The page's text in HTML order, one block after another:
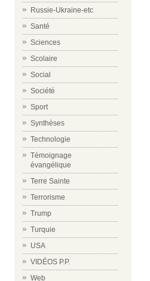
Russie-Ukraine-etc
Santé
Sciences
Scolaire
Social
Société
Sport
Synthèses
Technologie
Témoignage
évangélique
Terre Sainte
Terrorisme
Trump
Turquie
USA
VIDÉOS P.P.
Web